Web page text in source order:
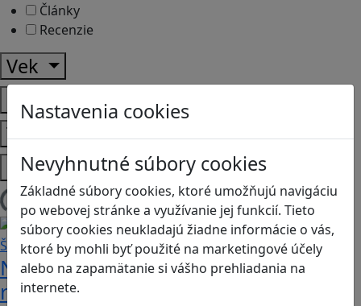
Nastavenia cookies
Nevyhnutné súbory cookies
Základné súbory cookies, ktoré umožňujú navigáciu
po webovej stránke a využívanie jej funkcií. Tieto
súbory cookies neukladajú žiadne informácie o vás,
ktoré by mohli byť použité na marketingové účely
alebo na zapamätanie si vášho prehliadania na
internete.
Články
Recenzie
Vek
Predmety
Témy
Platformy
Načítam blogy
Návod pre rodičov: Ako na výber
rodičovského zámku? Štvrtá časť